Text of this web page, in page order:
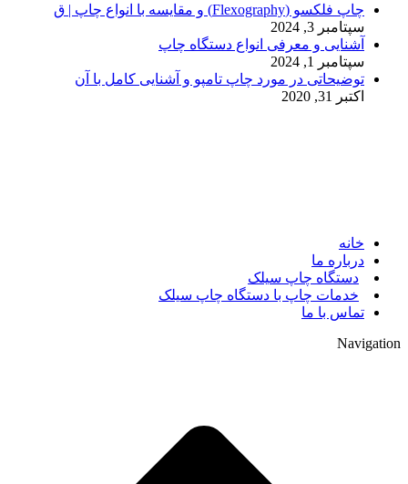
چاپ فلکسو (Flexography) و مقایسه با انواع چاپ | ق
سپتامبر 3, 2024
آشنایی و معرفی انواع دستگاه چاپ
سپتامبر 1, 2024
توضیحاتی در مورد چاپ تامپو و آشنایی کامل با آن
اکتبر 31, 2020
خانه
درباره ما
دستگاه چاپ سیلک
خدمات چاپ با دستگاه چاپ سیلک
تماس با ما
Navigation